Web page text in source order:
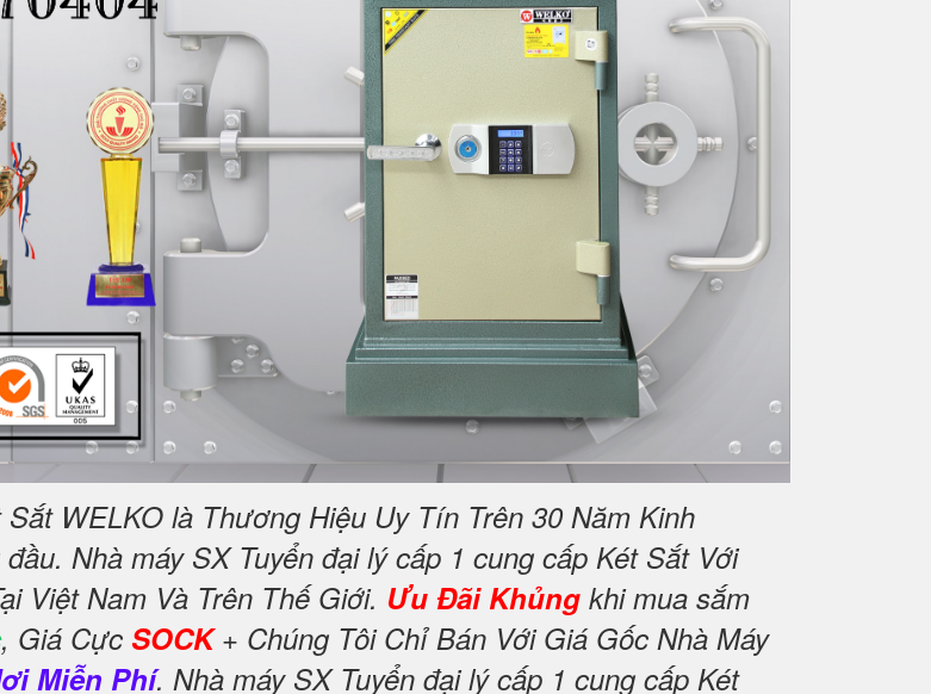
Sắt WELKO là Thương Hiệu Uy Tín Trên 30 Năm Kinh
Nhà máy SX Tuyển đại lý cấp 1 cung cấp Két Sắt Với
Việt Nam Và Trên Thế Giới. Ưu Đãi Khủng khi mua sắm
, Giá Cực SOCK+ Chúng Tôi Chỉ Bán Với Giá Gốc Nhà Máy
Miễn Phí. Nhà máy SX Tuyển đại lý cấp 1 cung cấp Két